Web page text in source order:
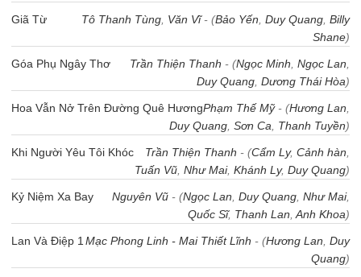
Giã Từ Tô Thanh Tùng Văn Vĩ- (Bảo Yến Duy Quang Billy
Shane)
Góa Phụ Ngây Thơ Trần Thiện Thanh - (Ngọc Minh Ngọc Lan
Duy Quang Dương Thái Hòa)
Hoa Vẫn Nở Trên Đường Quê HươngPhạm Thế Mỹ- (Hương Lan
Duy Quang Sơn Ca Thanh Tuyền)
Khi Người Yêu Tôi Khóc Trần Thiện Thanh - (Cẩm Ly, Cảnh hàn
Tuấn Vũ Như Mai, Khánh Ly, Duy Quang)
Kỷ Niệm Xa Bay Nguyên Vũ - (Ngọc Lan Duy Quang Như Mai,
Quốc Sĩ, Thanh Lan Anh Khoa)
Lan Và Điệp 1 Mạc Phong Linh - Mai Thiết Lĩnh - (Hương Lan Duy
Quang)